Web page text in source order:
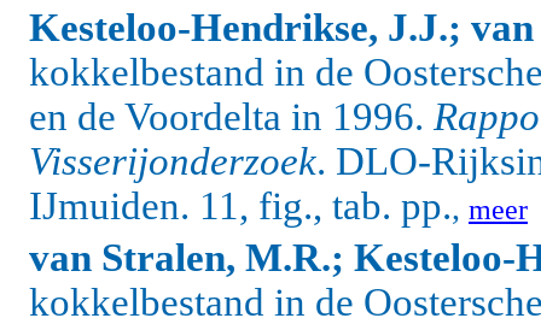
Kesteloo-Hendrikse, J.J.;
kokkelbestand in de
en de Voordelta in 1996.
Visserijonderzoek. DLO-
IJmuiden. 11, fig., tab. pp., meer
van Stralen, M.R.; Kesteloo-
kokkelbestand in de